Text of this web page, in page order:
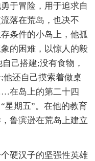
于冒险，用于追求自
落在荒岛，也决不
条件的小岛上，他孤
的困难，以惊人的毅
己搭建;没有食物，
还自己摸索着做桌
在岛上的第二十四
星期五”。在他的教育
鲁滨逊在荒岛上建立
硬汉子的坚强性英雄